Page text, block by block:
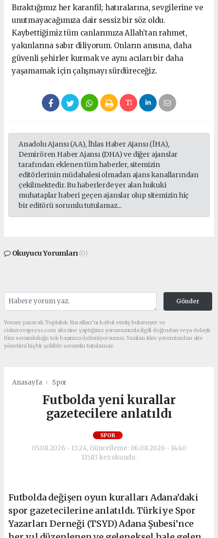
Bıraktığımız her karanfil; hatıralarına, sevgilerine ve
unutmayacağımıza dair sessiz bir söz oldu.
Kaybettiğimiz tüm canlarımıza Allah’tan rahmet,
yakınlarına sabır diliyorum. Onların anısına, daha
güvenli şehirler kurmak ve aynı acıları bir daha
yaşamamak için çalışmayı sürdüreceğiz.
Anadolu Ajansı (AA), İhlas Haber Ajansı (İHA),
Demirören Haber Ajansı (DHA) ve diğer ajanslar
tarafından eklenen tüm haberler, sitemizin
editörlerinin müdahalesi olmadan ajans kanallarından
çekilmektedir. Bu haberlerde yer alan hukuki
muhataplar haberi geçen ajanslar olup sitemizin hiç
bir editörü sorumlu tutulamaz...
Okuyucu Yorumları(0)
Gönder
Yorum yazarak Topluluk Kuralları’nı kabul etmiş bulunuyor ve
cukurovapress.com sitesine yaptığınız yorumunuzla ilgili doğrudan veya dolaylı
tüm sorumluluğu tek başınıza üstleniyorsunuz. Yazılan tüm yorumlardan site
yönetimi hiçbir şekilde sorumlu tutulamaz.
Anasayfa Spor
Futbolda yeni kurallar
gazetecilere anlatıldı
SPOR
05.08.2026 - 13:24, Güncelleme: 06.08.2026 - 14:40
11583 kez okundu.
Futbolda değişen oyun kuralları Adana’daki
spor gazetecilerine anlatıldı. Türkiye Spor
Yazarları Derneği (TSYD) Adana Şubesi’nce